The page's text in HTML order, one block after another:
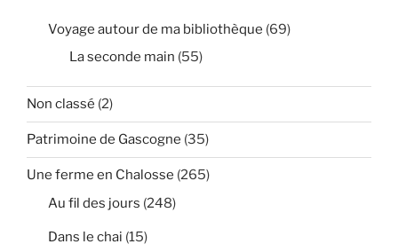
Voyage autour de ma bibliothèque (69)
La seconde main (55)
Non classé (2)
Patrimoine de Gascogne (35)
Une ferme en Chalosse (265)
Au fil des jours (248)
Dans le chai (15)